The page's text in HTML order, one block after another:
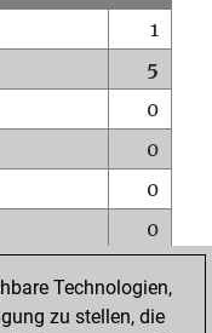
1
5
0
0
0
0
0
Technologien,
zu stellen, die